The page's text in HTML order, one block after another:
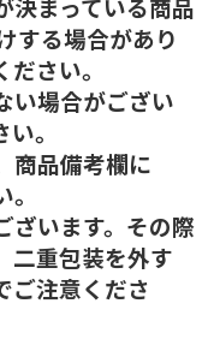
する場合があり
さい。
い場合がござい
。
商品備考欄に
ざいます。その際
二重包装を外す
ご注意くださ